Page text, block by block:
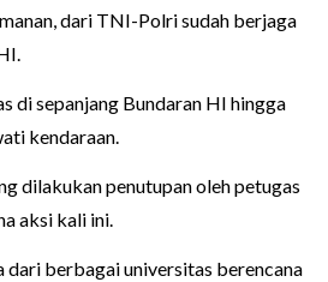
dari TNI-Polri sudah berjaga
di sepanjang Bundaran HI hingga
kendaraan.
dilakukan penutupan oleh petugas
aksi kali ini.
dari berbagai universitas berencana